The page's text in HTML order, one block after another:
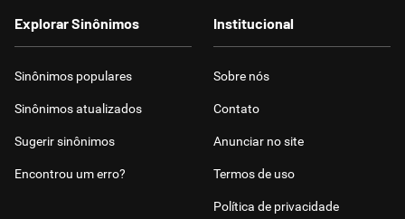
Explorar Sinônimos
Sinônimos populares
Sinônimos atualizados
Sugerir sinônimos
Encontrou um erro?
Institucional
Sobre nós
Contato
Anunciar no site
Termos de uso
Política de privacidade